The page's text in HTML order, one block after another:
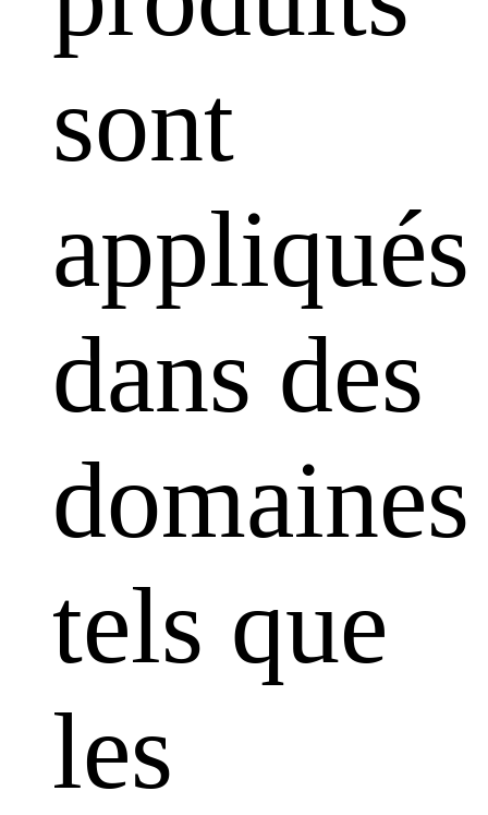
sont
appliqués
dans des
domaines
tels que
les